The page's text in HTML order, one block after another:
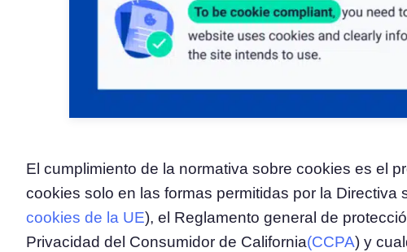
El cumplimiento de la normativa sobre cookies es el
cookies solo en las formas permitidas por la Directiva
cookies de la UE), el Reglamento general de
Privacidad del Consumidor de California(CCPA) y